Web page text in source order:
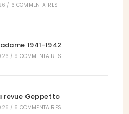
/ 6 COMMENTAIRES
1941-1942
/ 9 COMMENTAIRES
revue Geppetto
/ 6 COMMENTAIRES